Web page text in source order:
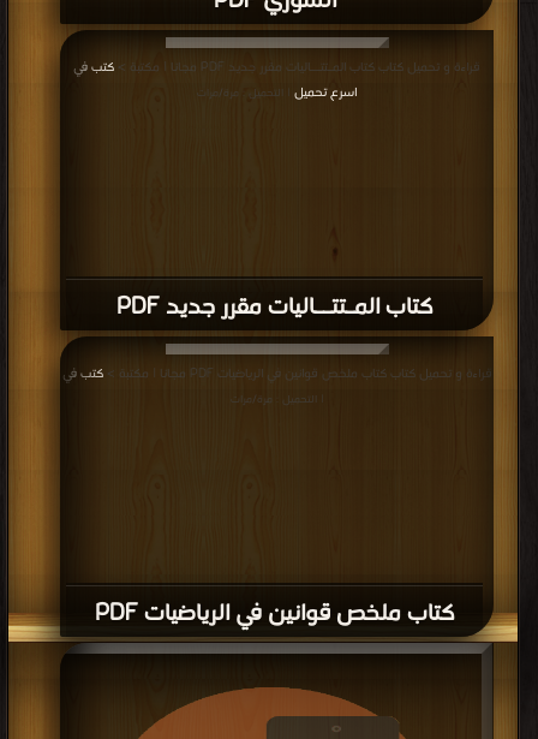
كتاب المـتتــاليات مقرر جديد PDF
قراءة و تحميل كتاب كتاب المـتتــاليات مقرر جديد PDF مجانا | مكتبة >
كتب في
اسرع تحميل
| التحميل : مرة/مرات
كتاب ملخص قوانين في الرياضيات PDF
قراءة و تحميل كتاب كتاب ملخص قوانين في الرياضيات PDF مجانا | مكتبة > كتب في
| التحميل : مرة/مرات